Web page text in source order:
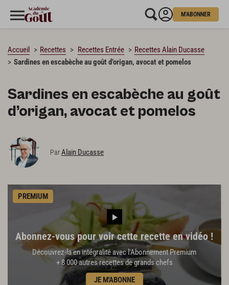
M'ABONNER
Accueil Recettes Recettes Entrée
Recettes Alain Ducasse
Sardines en escabèche au goût d’origan, avocat et pomelos
Sardines en escabèche au goût
d’origan, avocat et pomelos
ParAlain Ducasse
PREMIUM
Abonnez-vous pour voir cette recette en vidéo !
Découvrez-la en intégralité avec l'Abonnement Premium
+ 8 000 autres recettes de grands chefs
JE M'ABONNE
CHARGEMENT…